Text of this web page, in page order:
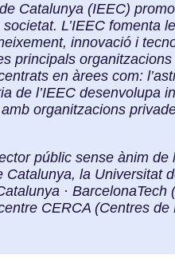
de Catalunya (IEEC)
L’IEEC fomenta
innovació i
principals
en àrees com:
de l’IEEC
organitzacions
públic sense ànim
la Universitat
·
CERCA (Centres